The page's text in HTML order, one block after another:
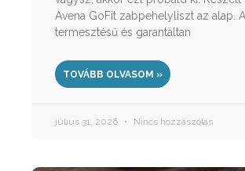
Avena GoFit zabpehelyliszt az alap.
termesztésű és garantáltan
TOVÁBB OLVASOM »
július 31, 2026 Nincs hozzászólás